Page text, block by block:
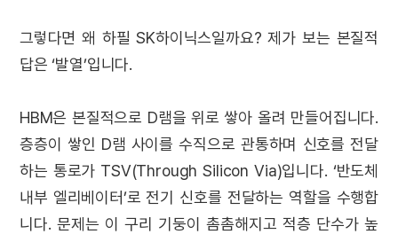
그렇다면 왜 하필 SK하이닉스일까요? 제가 보는 본질적
답은 ‘발열’입니다.
HBM은 본질적으로 D램을 위로 쌓아 올려 만들어집니다.
층층이 쌓인 D램 사이를 수직으로 관통하며 신호를 전달
하는 통로가 TSV(Through Silicon Via)입니다. ‘반도체
내부 엘리베이터’로 전기 신호를 전달하는 역할을 수행합
니다. 문제는 이 구리 기둥이 촘촘해지고 적층 단수가 높